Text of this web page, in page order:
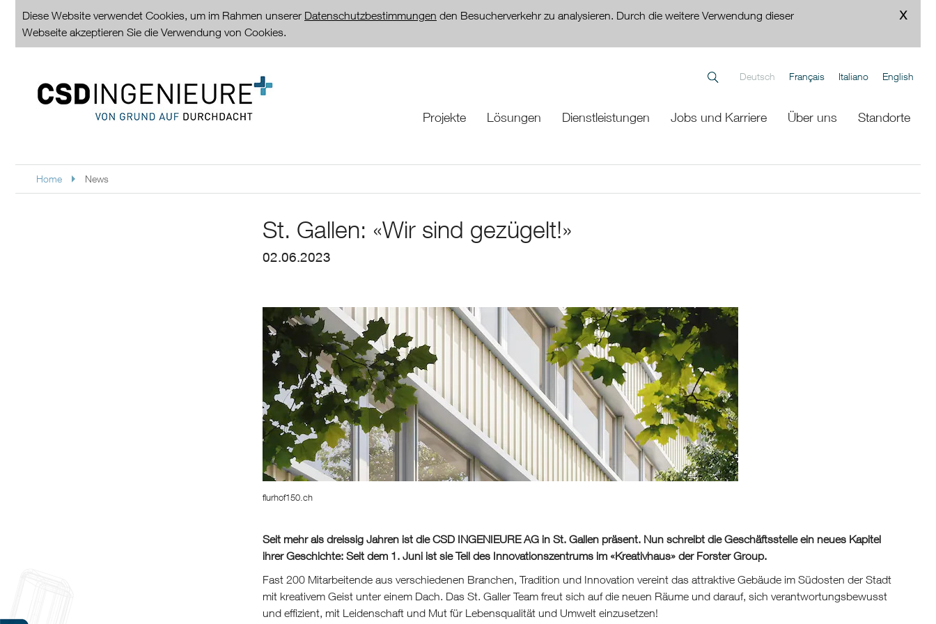
Diese Website verwendet Cookies, um im Rahmen unserer Datenschutzbestimmungen den Besucherverkehr zu analysieren. Durch die weitere Verwendung dieser
Webseite akzeptieren Sie die Verwendung von Cookies.
Deutsch Français Italiano English
Projekte Lösungen Dienstleistungen Jobs und Karriere Über uns Standorte
Home News
St. Gallen: «Wir sind gezügelt!»
02.06.2023
flurhof150.ch
Seit mehr als dreissig Jahren ist die CSD INGENIEURE AG in St. Gallen präsent. Nun schreibt die Geschäftsstelle ein neues Kapitel
ihrer Geschichte: Seit dem 1. Juni ist sie Teil des Innovationszentrums im «Kreativhaus» der Forster Group.
Fast 200 Mitarbeitende aus verschiedenen Branchen, Tradition und Innovation vereint das attraktive Gebäude im Südosten der Stadt
mit kreativem Geist unter einem Dach. Das St. Galler Team freut sich auf die neuen Räume und darauf, sich verantwortungsbewusst
und effizient, mit Leidenschaft und Mut für Lebensqualität und Umwelt einzusetzen!